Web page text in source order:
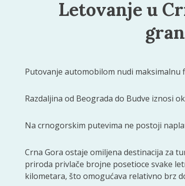
Letovanje u
Putovanje automobilom nudi maksimalnu
Razdaljina od Beograda do Budve iznosi
Na crnogorskim putevima ne postoji
Crna Gora ostaje omiljena destinacija za
priroda privlače brojne posetioce svake
kilometara, što omogućava relativno brz